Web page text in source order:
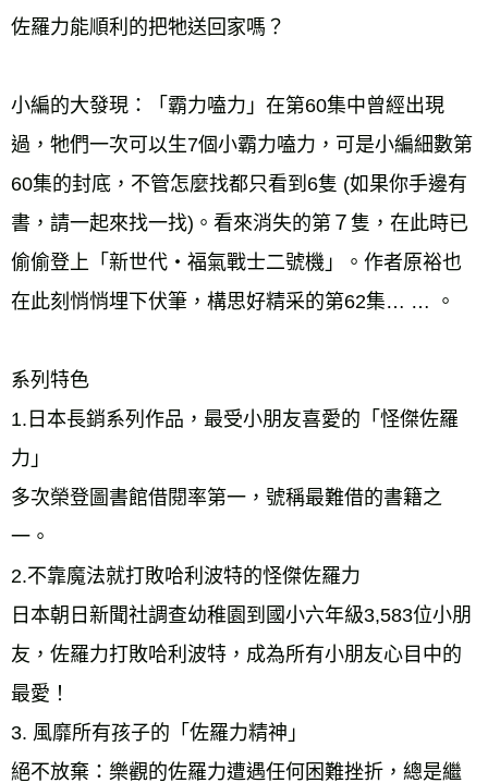
佐羅力能順利的把牠送回家嗎？
小編的大發現：「霸力嗑力」在第60集中曾經出現
過，牠們一次可以生7個小霸力嗑力，可是小編細數第
60集的封底，不管怎麼找都只看到6隻 (如果你手邊有
書，請一起來找一找)。看來消失的第７隻，在此時已
偷偷登上「新世代‧福氣戰士二號機」。作者原裕也
在此刻悄悄埋下伏筆，構思好精采的第62集… … 。
系列特色
1.日本長銷系列作品，最受小朋友喜愛的「怪傑佐羅
力」
多次榮登圖書館借閱率第一，號稱最難借的書籍之
一。
2.不靠魔法就打敗哈利波特的怪傑佐羅力
日本朝日新聞社調查幼稚園到國小六年級3,583位小朋
友，佐羅力打敗哈利波特，成為所有小朋友心目中的
最愛！
3. 風靡所有孩子的「佐羅力精神」
絕不放棄：樂觀的佐羅力遭遇任何困難挫折，總是繼